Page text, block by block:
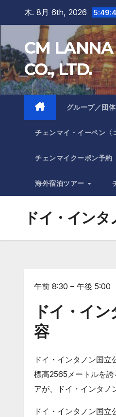
木. 8月 6th, 2026
CM
CO., LTD.
グループ／団
チェンマイ・イーペン〈
チェンマイクーポン予約
海外宿泊ツアー
ドイ・イン
午前 8:30 – 午後 5:00
ドイ・イ
容
ドイ・インタノン国立
標高2565メートルを
アが、ドイ・インタノ
ドイ・インタノン国